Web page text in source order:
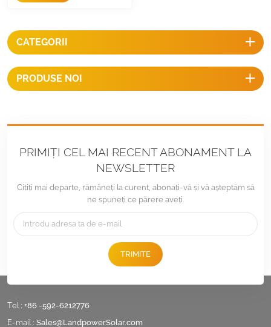
ușor de instalat.
CATEGORII
PRODUSE NOI
PRIMIȚI CEL MAI RECENT ABONAMENT LA
NEWSLETTER
Citiți mai departe, rămâneți la curent, abonați-vă și vă așteptăm să
ne spuneți ce părere aveți.
TRIMITE
Tel : +86 -592-6212776
E-mail : Sales@LandpowerSolar.com